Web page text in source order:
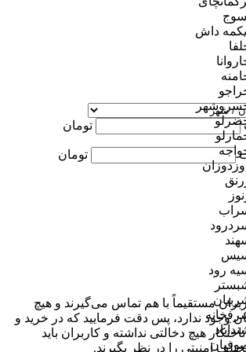
داش
رود
تومان
تومان
مستقیماً با هم تماس می‌گیرند و هیچ
وجود ندارد، پس دقت فرمایید که در خرید و
هیچ دخالتی نداشته و کاربران باید
امنیتی را در نظر بگیرند.